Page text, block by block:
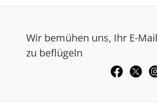
Wir bemühen uns, Ihr E-
zu beflügeln